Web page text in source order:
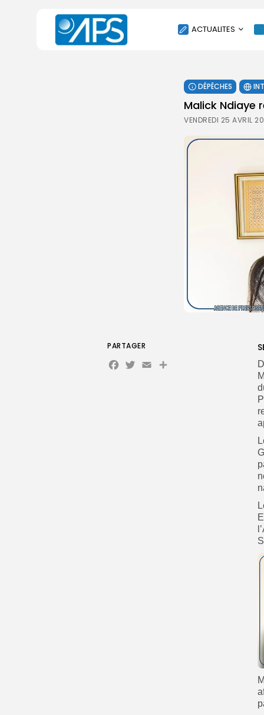
ACTUALITES
SOCIÉTÉ
ÉCONOMIE
CULTURE
SPORT
INTERNATIONAL
DÉPÊCHES
Malick Ndiaye
VENDREDI 25 AVRIL
PARTAGER
Facebook
Twitter
EmailPartager